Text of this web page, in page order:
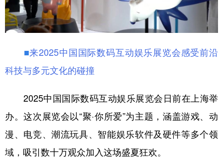
■来2025中国国际数码互动娱乐展览会感受前沿
科技与多元文化的碰撞
2025中国国际数码互动娱乐展览会日前在上海举
办。这次展览会以“聚·你所爱”为主题，涵盖游戏、动
漫、电竞、潮流玩具、智能娱乐软件及硬件等多个领
域，吸引数十万观众加入这场盛夏狂欢。